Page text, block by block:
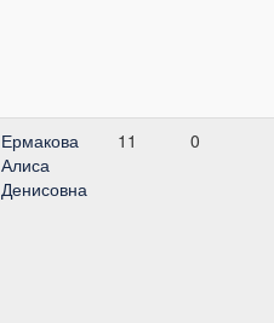
Ермакова
Алиса
Денисовна
11 0